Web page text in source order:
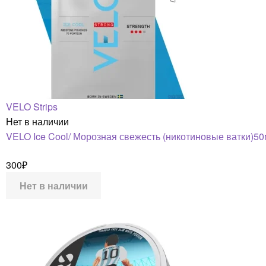
VELO Strips
Нет в наличии
VELO Ice Cool/ Морозная свежесть (никотиновые
300₽
Нет в наличии